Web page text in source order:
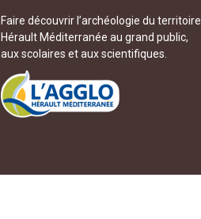
Faire découvrir l’archéologie du territoire
Hérault Méditerranée au grand public,
aux scolaires et aux scientifiques.